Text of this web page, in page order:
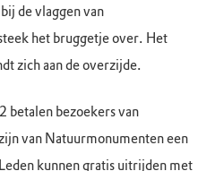
17.00
- 17.00
de vlaggen van
het bruggetje over. Het
zich aan de overzijde.
betalen bezoekers van
van Natuurmonumenten een
kunnen gratis uitrijden met